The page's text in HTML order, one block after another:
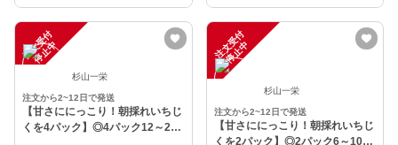
注
文
受
付
停
止
中
杉山一栄
注文から2~12日で発送
【甘さににっこり！朝採れいちじ
くを4パック】◎4パック12～20
注
文
受
付
停
止
中
杉山一栄
注文から2~12日で発送
【甘さににっこり！朝採れいちじ
くを2パック】◎2パック6～10個